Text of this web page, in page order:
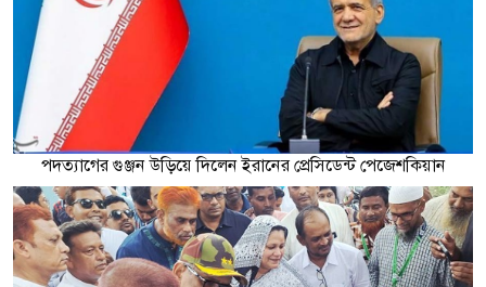
পদত্যাগের গুঞ্জন উড়িয়ে দিলেন ইরানের প্রেসিডেন্ট পেজেশকিয়ান